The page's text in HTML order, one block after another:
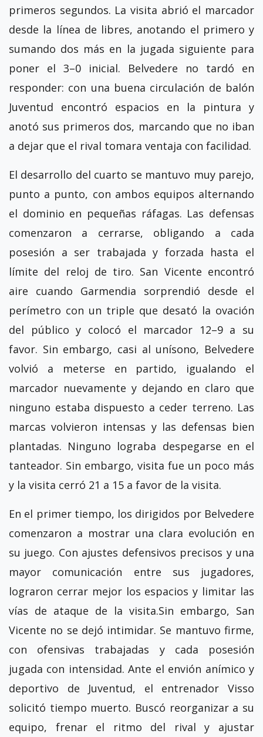
primeros segundos. La visita abrió el marcador
desde la línea de libres, anotando el primero y
sumando dos más en la jugada siguiente para
poner el 3–0 inicial. Belvedere no tardó en
responder: con una buena circulación de balón
Juventud encontró espacios en la pintura y
anotó sus primeros dos, marcando que no iban
a dejar que el rival tomara ventaja con facilidad.
El desarrollo del cuarto se mantuvo muy parejo,
punto a punto, con ambos equipos alternando
el dominio en pequeñas ráfagas. Las defensas
comenzaron a cerrarse, obligando a cada
posesión a ser trabajada y forzada hasta el
límite del reloj de tiro. San Vicente encontró
aire cuando Garmendia sorprendió desde el
perímetro con un triple que desató la ovación
del público y colocó el marcador 12–9 a su
favor. Sin embargo, casi al unísono, Belvedere
volvió a meterse en partido, igualando el
marcador nuevamente y dejando en claro que
ninguno estaba dispuesto a ceder terreno. Las
marcas volvieron intensas y las defensas bien
plantadas. Ninguno lograba despegarse en el
tanteador. Sin embargo, visita fue un poco más
y la visita cerró 21 a 15 a favor de la visita.
En el primer tiempo, los dirigidos por Belvedere
comenzaron a mostrar una clara evolución en
su juego. Con ajustes defensivos precisos y una
mayor comunicación entre sus jugadores,
lograron cerrar mejor los espacios y limitar las
vías de ataque de la visita.Sin embargo, San
Vicente no se dejó intimidar. Se mantuvo firme,
con ofensivas trabajadas y cada posesión
jugada con intensidad. Ante el envión anímico y
deportivo de Juventud, el entrenador Visso
solicitó tiempo muerto. Buscó reorganizar a su
equipo, frenar el ritmo del rival y ajustar